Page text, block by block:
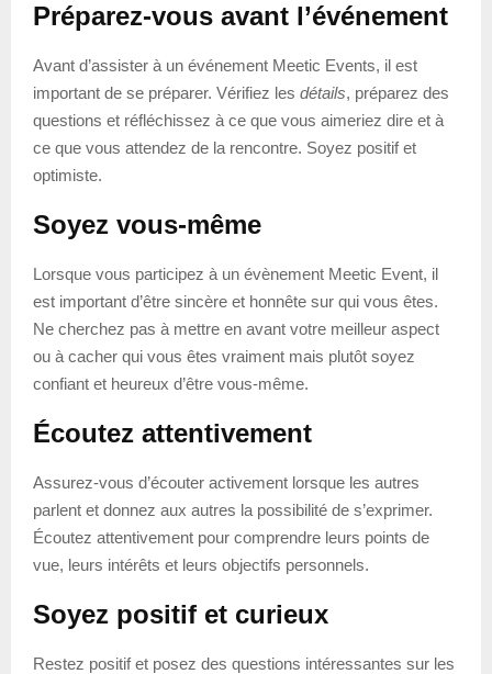
Préparez-vous avant l’événement
Avant d’assister à un événement Meetic Events, il est
important de se préparer. Vérifiez les détails, préparez des
questions et réfléchissez à ce que vous aimeriez dire et à
ce que vous attendez de la rencontre. Soyez positif et
optimiste.
Soyez vous-même
Lorsque vous participez à un évènement Meetic Event, il
est important d’être sincère et honnête sur qui vous êtes.
Ne cherchez pas à mettre en avant votre meilleur aspect
ou à cacher qui vous êtes vraiment mais plutôt soyez
confiant et heureux d’être vous-même.
Écoutez attentivement
Assurez-vous d’écouter activement lorsque les autres
parlent et donnez aux autres la possibilité de s’exprimer.
Écoutez attentivement pour comprendre leurs points de
vue, leurs intérêts et leurs objectifs personnels.
Soyez positif et curieux
Restez positif et posez des questions intéressantes sur les